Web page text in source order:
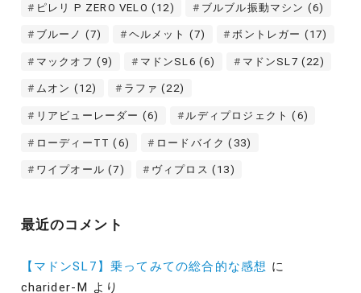
ピレリ P ZERO VELO (12) ブルブル振動マシン (6)
ブルーノ (7) ヘルメット (7) ボントレガー (17)
マックオフ (9) マドンSL6 (6) マドンSL7 (22)
ムオン (12) ラファ (22)
リアビューレーダー (6) ルディプロジェクト (6)
ローディーTT (6) ロードバイク (33)
ワイプオール (7) ヴィプロス (13)
最近のコメント
【マドンSL7】乗ってみての総合的な感想 に
charider-M より